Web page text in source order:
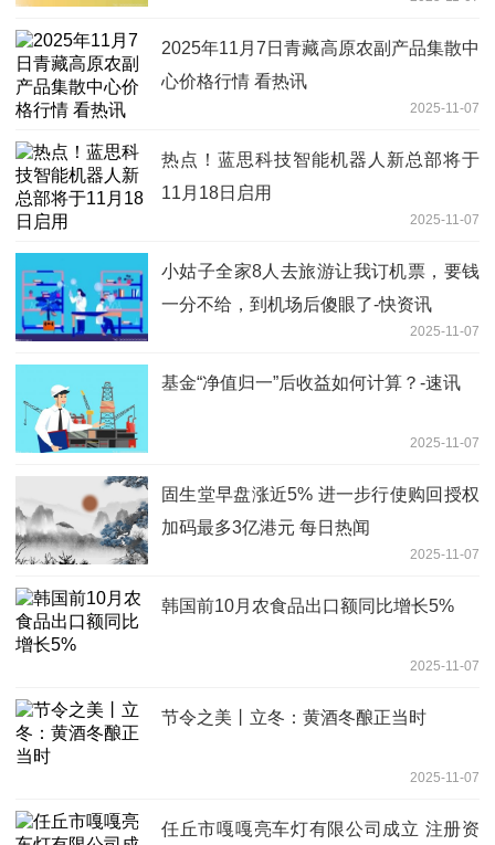
2025年11月7日青藏高原农副产品集散中
心价格行情 看热讯
2025-11-07
热点！蓝思科技智能机器人新总部将于
11月18日启用
2025-11-07
小姑子全家8人去旅游让我订机票，要钱
一分不给，到机场后傻眼了-快资讯
2025-11-07
基金“净值归一”后收益如何计算？-速讯
2025-11-07
固生堂早盘涨近5% 进一步行使购回授权
加码最多3亿港元 每日热闻
2025-11-07
韩国前10月农食品出口额同比增长5%
2025-11-07
节令之美丨立冬：黄酒冬酿正当时
2025-11-07
任丘市嘎嘎亮车灯有限公司成立 注册资